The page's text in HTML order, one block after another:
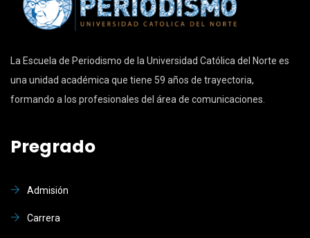
La Escuela de Periodismo de la Universidad Católica del Norte es
una unidad académica que tiene 59 años de trayectoria,
formando a los profesionales del área de comunicaciones.
Pregrado
Admisión
Carrera